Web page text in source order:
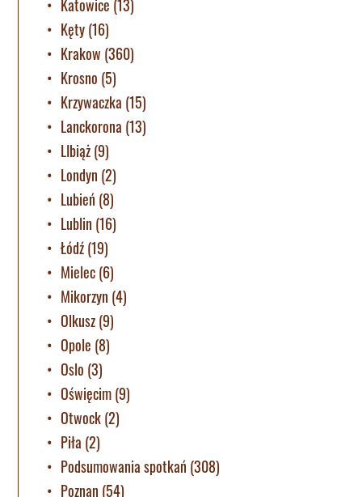
Katowice (13)
Kęty(16)
Krakow (360)
Krosno (5)
Krzywaczka (15)
Lanckorona (13)
LIbiąż(9)
Londyn (2)
Lubień (8)
Lublin (16)
Łódź(19)
Mielec(6)
Mikorzyn (4)
Olkusz(9)
Opole (8)
Oslo (3)
Oświęcim(9)
Otwock(2)
Piła (2)
Podsumowania spotkań (308)
Poznan (54)